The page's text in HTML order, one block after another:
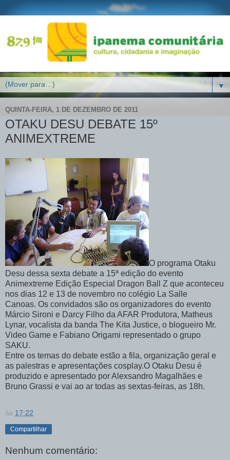
▼
QUINTA-FEIRA, 1 DE DEZEMBRO DE 2011
OTAKU DESU DEBATE 15º
ANIMEXTREME
O programa Otaku
Desu dessa sexta debate a 15ª edição do evento
Animextreme Edição Especial Dragon Ball Z que aconteceu
nos dias 12 e 13 de novembro no colégio La Salle
Canoas. Os convidados são os organizadores do evento
Márcio Sironi e Darcy Filho da AFAR Produtora, Matheus
Lynar, vocalista da banda The Kita Justice, o blogueiro Mr.
Video Game e Fabiano Origami representado o grupo
SAKU.
Entre os temas do debate estão a fila, organização geral e
as palestras e apresentações cosplay.O Otaku Desu é
produzido e apresentado por Alexsandro Magalhães e
Bruno Grassi e vai ao ar todas as sextas-feiras, as 18h.
às 17:22
Compartilhar
Nenhum comentário: